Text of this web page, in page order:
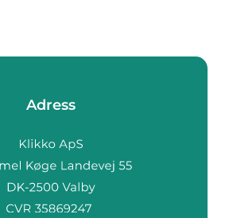
Adress